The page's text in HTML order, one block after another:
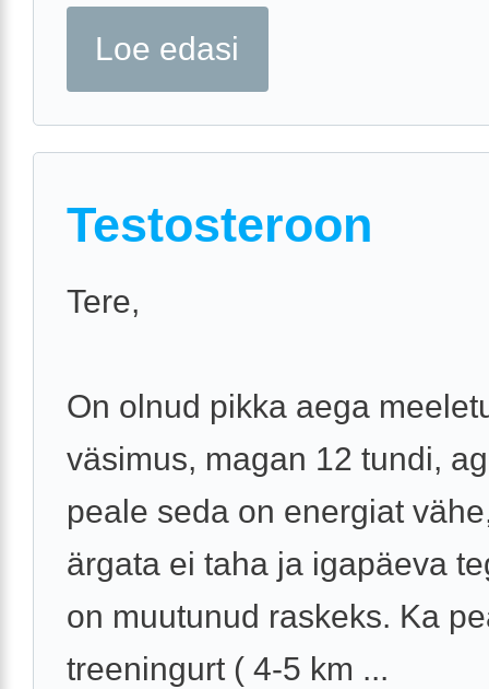
Loe edasi
Testosteroon
Tere,
On olnud pikka aega
väsimus, magan 12 tundi,
peale seda on energiat
ärgata ei taha ja igapäeva
on muutunud raskeks. Ka
treeningurt ( 4-5 km ...